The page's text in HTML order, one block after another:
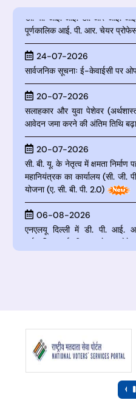
24-07-2026
सार्वजनिक सूचनाः ई-केवाईसी पर
20-07-2026
सलाहकार और युवा पेशेवर
आवेदन जमा करने की अंतिम तिथि
20-07-2026
सी. बी. यू. के नेतृत्व में क्षमता निर्माण
महानियंत्रक का कार्यालय (सी. जी. पी.
योजना (ए. सी. बी. पी. 2.0)
06-08-2026
एनएलयू दिल्ली में डी. पी. आई.
पूर्णकालिक आई. पी. आर. चेयर
05-08-2026
20-07-2026
सलाहकार और युवा पेशेवर
आवेदन जमा करने की अंतिम तिथि
‹